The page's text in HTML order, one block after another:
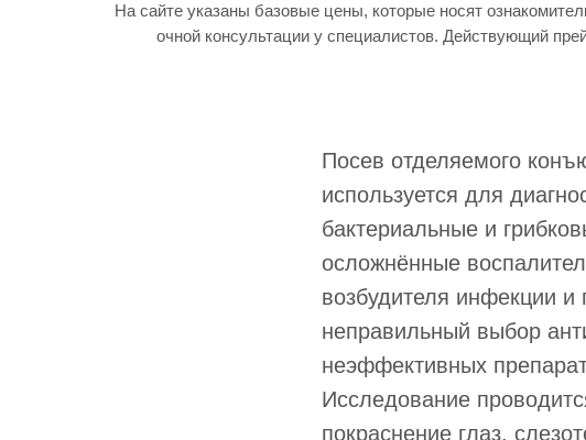
На сайте указаны базовые цены, которые носят
очной консультации у специалистов. Действующий
Посев отделяемого
используется для
бактериальные и
осложнённые
возбудителя инфекции
неправильный выбор
неэффективных
Исследование
покраснение глаз,